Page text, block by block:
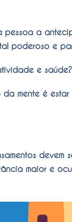
pessoa a
poderoso e
e saúde?
mente é estar
devem
maior e